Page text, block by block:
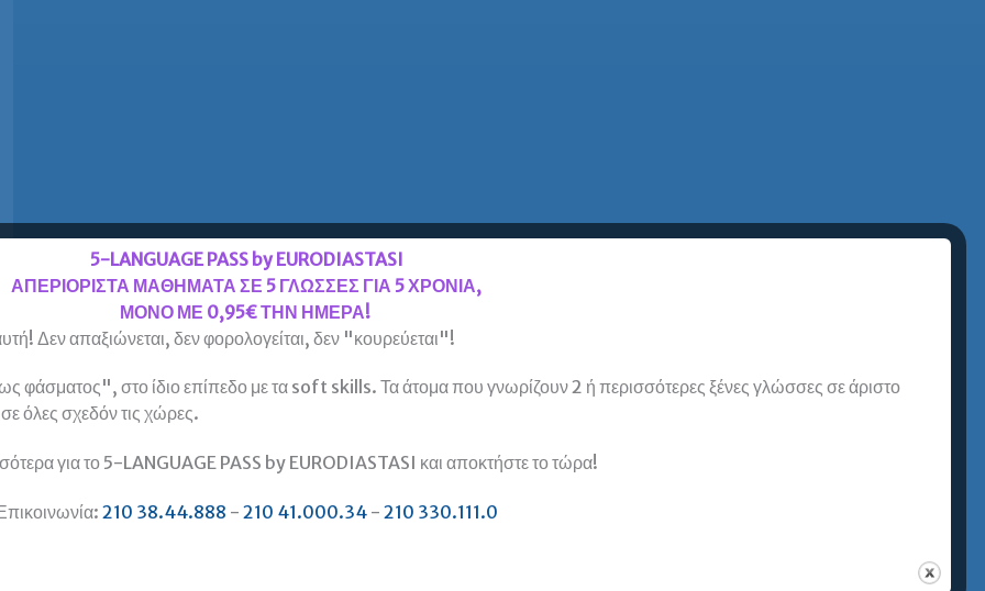
5-LANGUAGE PASS by EURODIASTASI
ΑΠΕΡΙΟΡΙΣΤΑ ΜΑΘΗΜΑΤΑ ΣΕ 5 ΓΛΩΣΣΕΣ ΓΙΑ 5 ΧΡΟΝΙΑ,
ΜΟΝΟ ΜΕ 0,95€ ΤΗΝ ΗΜΕΡΑ!
Δεν απαξιώνεται, δεν φορολογείται, δεν "κουρεύεται"!
φάσματος", στο ίδιο επίπεδο με τα soft skills. Τα άτομα που γνωρίζουν 2 ή περισσότερες ξένες γλώσσες σε άριστο
όλες σχεδόν τις χώρες.
για το 5-LANGUAGE PASS by EURODIASTASI και αποκτήστε το τώρα!
210 38.44.888 - 210 41.000.34- 210 330.111.0